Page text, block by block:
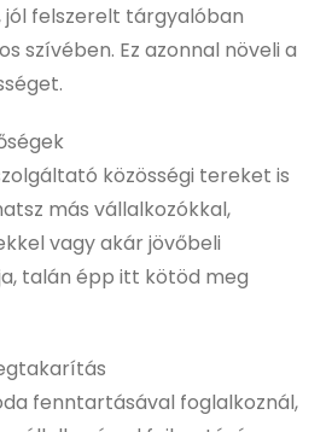
felszerelt tárgyalóban
szívében. Ez azonnal növeli a
közösségi tereket is
más vállalkozókkal,
vagy akár jövőbeli
talán épp itt kötöd meg
fenntartásával foglalkoznál,